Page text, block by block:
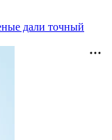
дали точный